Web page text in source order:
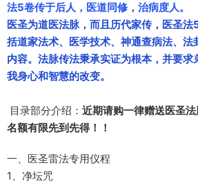
法5卷传于后人，医道同修，治病度人。
医圣为道医法脉，而且历代家传，医圣
括道家法术、医学技术、神通查病法、法
内容。法脉传法秉承实证为根本，并要求
我身心和智慧的改变。
目录部分介绍： 近期请购一律赠送医圣
名额有限先到先得！！
一、医圣雷法专用仪程
1、净坛咒